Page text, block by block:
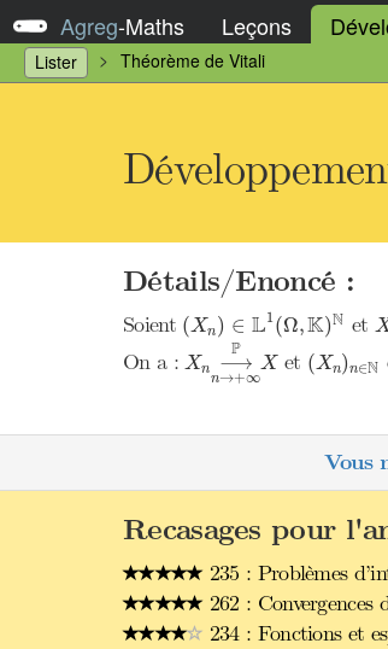
Agreg-Maths Leçons
Lister Théorème de Vitali
Détails/Enoncé :
Soient (Xn) ∈ L1(Ω,K)N
( Xn) L1( Ω, K)N et
On a :Xn
P
⟶
n→+∞
X
X n⟶ + ∞ X
et (Xn)n∈N
( Xn)
Vous
Recasages pour
235 : Problèmes
262 : Convergences
234 : Fonctions et